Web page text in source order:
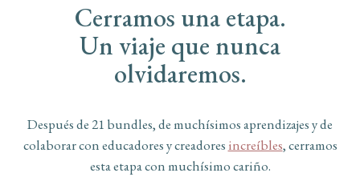
Cerramos una etapa.
Un viaje que nunca
olvidaremos.
Después de 21 bundles, de muchísimos aprendizajes y de
colaborar con educadores y creadores increíbles, cerramos
esta etapa con muchísimo cariño.